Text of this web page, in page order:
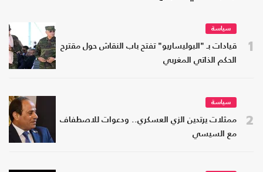
1
سياسة
قيادات بـ "البوليساريو" تفتح باب النقاش حول مقترح
الحكم الذاتي المغربي
2
سياسة
ممثلات يرتدين الزي العسكري.. ودعوات للاصطفاف
مع السيسي